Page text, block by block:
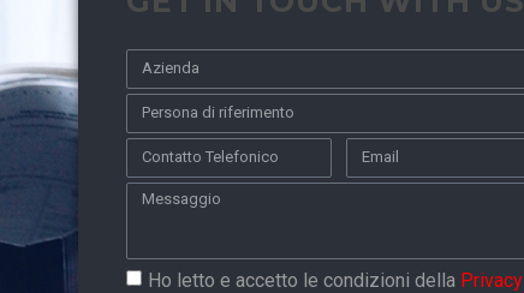
Ho letto e accetto le condizioni della Privacy